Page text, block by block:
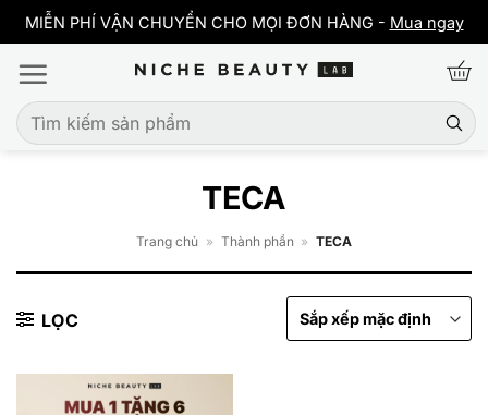
qua
nội
MIỄN PHÍ VẬN CHUYỂN CHO MỌI ĐƠN HÀNG - Mua ngay
Tìm
kiếm:
TECA
Trang chủ » Thành phần » TECA
LỌC